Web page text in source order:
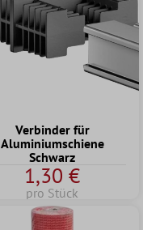
Verbinder für
Aluminiumschiene
Schwarz
1,30 €
pro Stück